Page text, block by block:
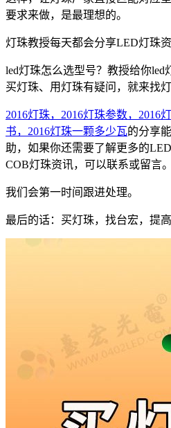
要求来做，是最理想的。
灯珠教授每天都会分享LED灯珠
led灯珠怎么选型号？教授给你led
买灯珠、用灯珠有疑问，就来找灯
2016灯珠，2016灯珠参数，2016
书，2016灯珠一颗多少瓦的分享
助，如果你还需要了解更多的
COB灯珠资讯，可以联系或留言。
我们会第一时间跟进处理。
最后的话：买灯珠，找台宏，提